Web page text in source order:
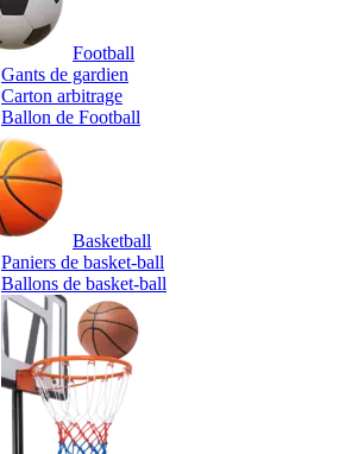
Football
Gants de gardien
Carton arbitrage
Ballon de Football
Basketball
Paniers de basket-ball
Ballons de basket-ball